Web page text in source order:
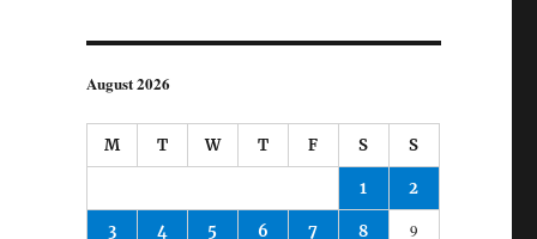
August 2026
M T W T F S S
1 2
3 4 5 6 7 8
9